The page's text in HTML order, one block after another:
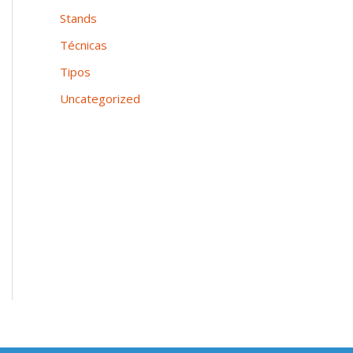
Stands
Técnicas
Tipos
Uncategorized